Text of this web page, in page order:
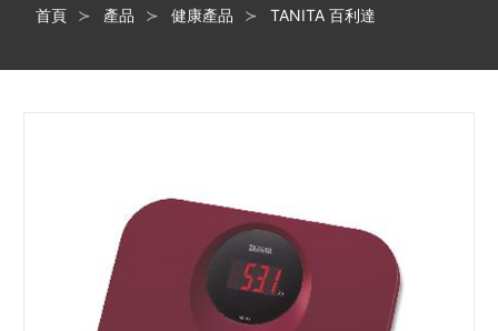
首頁 產品 健康產品 TANITA 百利達